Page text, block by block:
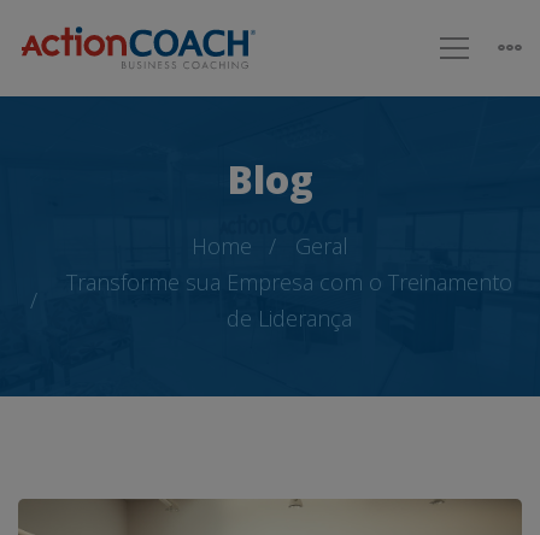
Blog
Home
Geral
Transforme sua Empresa com o Treinamento
de Liderança